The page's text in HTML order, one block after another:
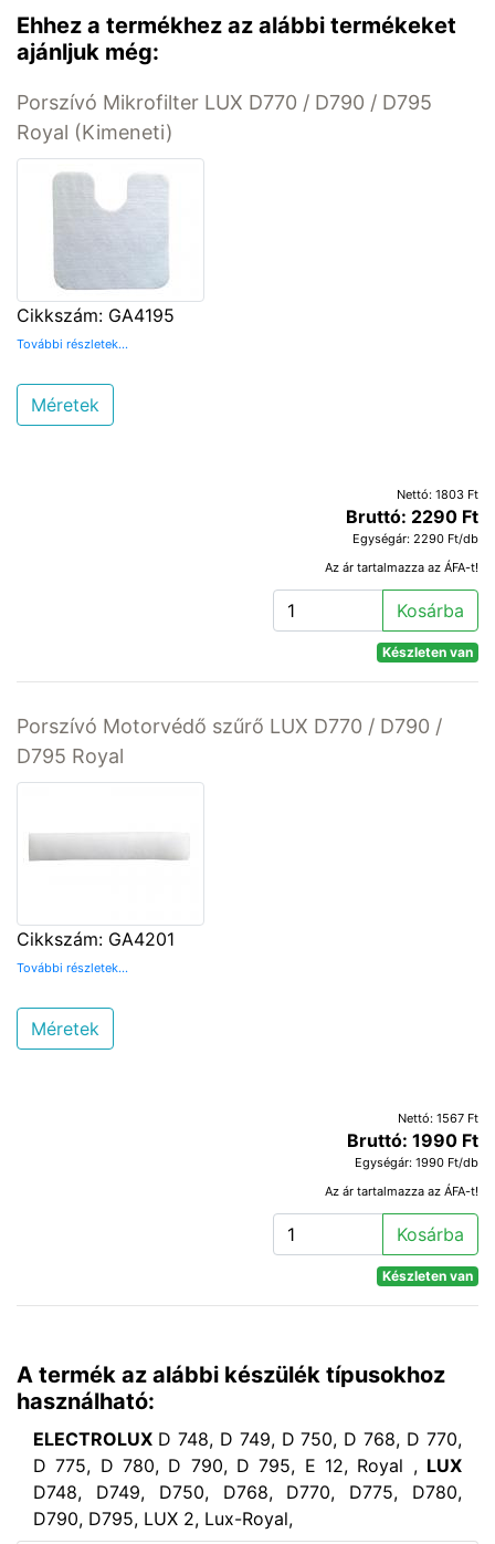
Ehhez a termékhez az alábbi termékeket
ajánljuk még:
Porszívó Mikrofilter LUX D770 / D790 / D795
Royal (Kimeneti)
Cikkszám: GA4195
További részletek...
Méretek
Nettó: 1803 Ft
Bruttó: 2290 Ft
Egységár: 2290 Ft/db
Az ár tartalmazza az ÁFA-t!
Kosárba
Készleten van
Porszívó Motorvédő szűrő LUX D770 / D790 /
D795 Royal
Cikkszám: GA4201
További részletek...
Méretek
Nettó: 1567 Ft
Bruttó: 1990 Ft
Egységár: 1990 Ft/db
Az ár tartalmazza az ÁFA-t!
Kosárba
Készleten van
A termék az alábbi készülék típusokhoz
használható:
ELECTROLUX D 748, D 749, D 750, D 768, D 770,
D 775, D 780, D 790, D 795, E 12, Royal , LUX
D748, D749, D750, D768, D770, D775, D780,
D790, D795, LUX 2, Lux-Royal,